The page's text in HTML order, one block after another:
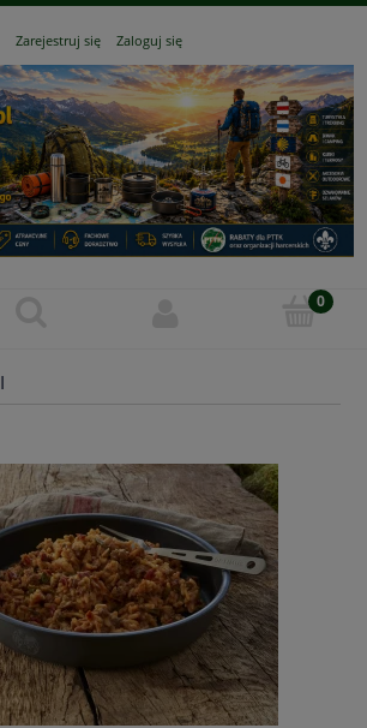
Zarejestruj się Zaloguj się